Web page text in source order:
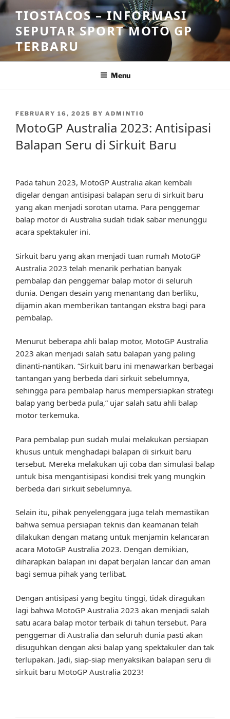
Skip
to
content
TIOSTACOS – INFORMASI
SEPUTAR SPORT MOTO GP
TERBARU
Menu
POSTED
FEBRUARY 16, 2025 BY ADMINTIO
MotoGP Australia 2023: Antisipasi
Balapan Seru di Sirkuit Baru
Pada tahun 2023, MotoGP Australia akan kembali
digelar dengan antisipasi balapan seru di sirkuit baru
yang akan menjadi sorotan utama. Para penggemar
balap motor di Australia sudah tidak sabar menunggu
acara spektakuler ini.
Sirkuit baru yang akan menjadi tuan rumah MotoGP
Australia 2023 telah menarik perhatian banyak
pembalap dan penggemar balap motor di seluruh
dunia. Dengan desain yang menantang dan berliku,
dijamin akan memberikan tantangan ekstra bagi para
pembalap.
Menurut beberapa ahli balap motor, MotoGP Australia
2023 akan menjadi salah satu balapan yang paling
dinanti-nantikan. “Sirkuit baru ini menawarkan berbagai
tantangan yang berbeda dari sirkuit sebelumnya,
sehingga para pembalap harus mempersiapkan strategi
balap yang berbeda pula,” ujar salah satu ahli balap
motor terkemuka.
Para pembalap pun sudah mulai melakukan persiapan
khusus untuk menghadapi balapan di sirkuit baru
tersebut. Mereka melakukan uji coba dan simulasi balap
untuk bisa mengantisipasi kondisi trek yang mungkin
berbeda dari sirkuit sebelumnya.
Selain itu, pihak penyelenggara juga telah memastikan
bahwa semua persiapan teknis dan keamanan telah
dilakukan dengan matang untuk menjamin kelancaran
acara MotoGP Australia 2023. Dengan demikian,
diharapkan balapan ini dapat berjalan lancar dan aman
bagi semua pihak yang terlibat.
Dengan antisipasi yang begitu tinggi, tidak diragukan
lagi bahwa MotoGP Australia 2023 akan menjadi salah
satu acara balap motor terbaik di tahun tersebut. Para
penggemar di Australia dan seluruh dunia pasti akan
disuguhkan dengan aksi balap yang spektakuler dan tak
terlupakan. Jadi, siap-siap menyaksikan balapan seru di
sirkuit baru MotoGP Australia 2023!